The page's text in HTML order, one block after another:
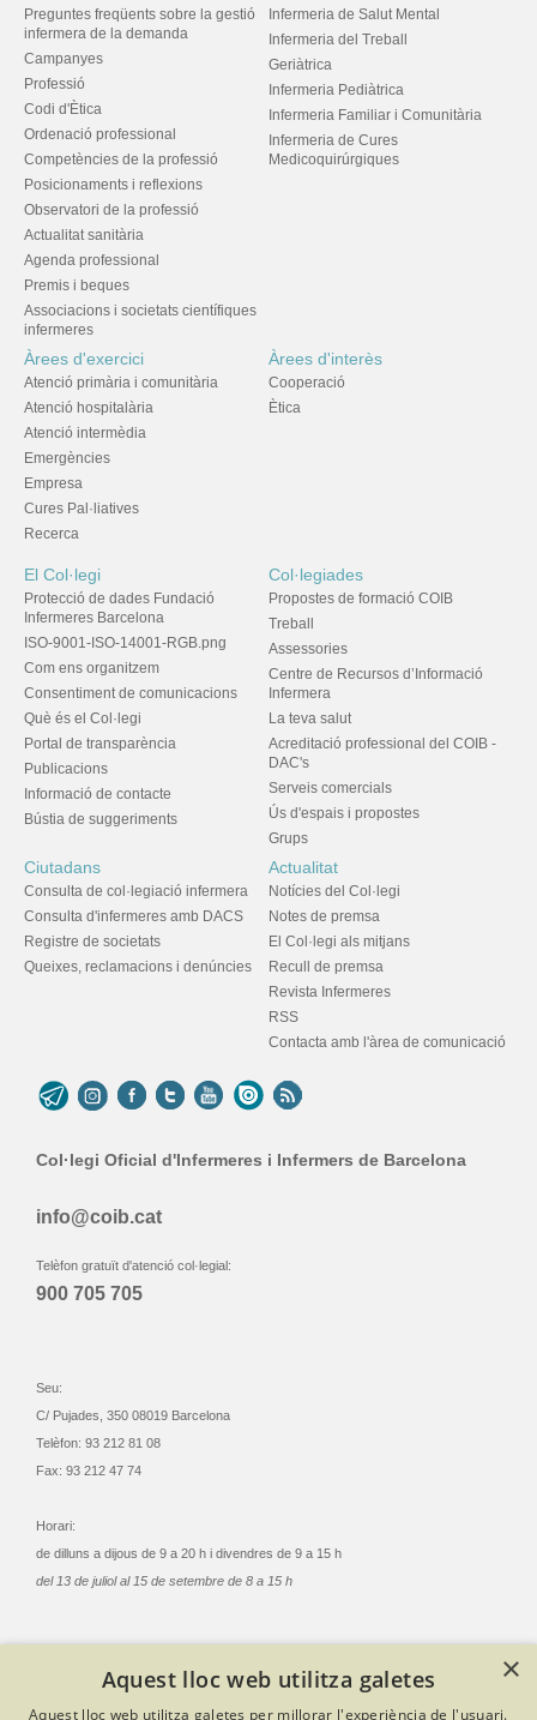
Preguntes freqüents sobre la gestió
infermera de la demanda
Campanyes
Professió
Codi d'Ètica
Ordenació professional
Competències de la professió
Posicionaments i reflexions
Observatori de la professió
Actualitat sanitària
Agenda professional
Premis i beques
Associacions i societats científiques
infermeres
Infermeria de Salut Mental
Infermeria del Treball
Geriàtrica
Infermeria Pediàtrica
Infermeria Familiar i Comunitària
Infermeria de Cures
Medicoquirúrgiques
Àrees d'exercici
Atenció primària i comunitària
Atenció hospitalària
Atenció intermèdia
Emergències
Empresa
Cures Pal·liatives
Recerca
Àrees d'interès
Cooperació
Ètica
El Col·legi
Protecció de dades Fundació
Infermeres Barcelona
ISO-9001-ISO-14001-RGB.png
Com ens organitzem
Consentiment de comunicacions
Què és el Col·legi
Portal de transparència
Publicacions
Informació de contacte
Bústia de suggeriments
Col·legiades
Propostes de formació COIB
Treball
Assessories
Centre de Recursos d’Informació
Infermera
La teva salut
Acreditació professional del COIB -
DAC's
Serveis comercials
Ús d'espais i propostes
Grups
Ciutadans
Consulta de col·legiació infermera
Consulta d'infermeres amb DACS
Registre de societats
Queixes, reclamacions i denúncies
Actualitat
Notícies del Col·legi
Notes de premsa
El Col·legi als mitjans
Recull de premsa
Revista Infermeres
RSS
Contacta amb l'àrea de comunicació
Col·legi Oficial d'Infermeres i Infermers de Barcelona
info@coib.cat
Telèfon gratuït d'atenció col·legial:
900 705 705
Seu:
C/ Pujades, 350 08019 Barcelona
Telèfon: 93 212 81 08
Fax: 93 212 47 74
Horari:
de dilluns a dijous de 9 a 20 h i divendres de 9 a 15 h
del 13 de juliol al 15 de setembre de 8 a 15 h
© Col·legi Oficial Infermeres i Infermers de Barcelona
×
Aquest lloc web utilitza galetes
Aquest lloc web utilitza galetes per millorar l'experiència de l'usuari.